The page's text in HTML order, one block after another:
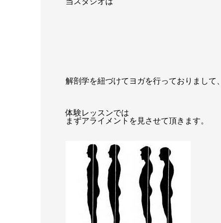
解剖学を紐づけてヨガを行っておりまして、
体験レッスンでは
まずアライメントを見させて頂きます。